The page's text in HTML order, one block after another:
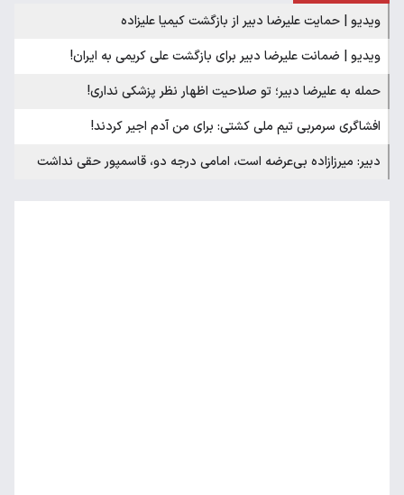
ویدیو | حمایت علیرضا دبیر از بازگشت کیمیا علیزاده
ویدیو | ضمانت علیرضا دبیر برای بازگشت علی کریمی به ایران!
حمله به علیرضا دبیر؛ تو صلاحیت اظهار نظر پزشکی نداری!
افشاگری سرمربی تیم ملی کشتی: برای من آدم اجیر کردند!
دبیر: میرزازاده بی‌عرضه است، امامی درجه دو، قاسمپور حقی نداشت